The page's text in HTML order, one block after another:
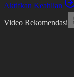
Aktifkan Keahlian
Video Rekomendasi